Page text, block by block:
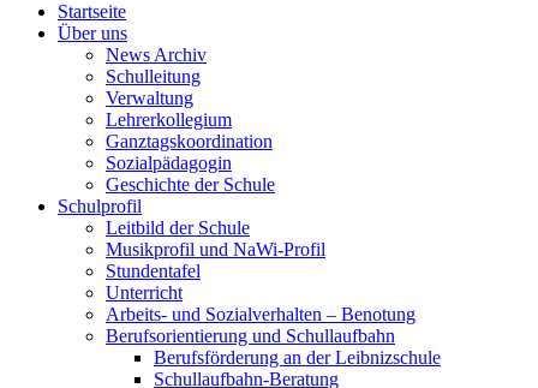
Startseite
Über uns
News Archiv
Schulleitung
Verwaltung
Lehrerkollegium
Ganztagskoordination
Sozialpädagogin
Geschichte der Schule
Schulprofil
Leitbild der Schule
Musikprofil und NaWi-Profil
Stundentafel
Unterricht
Arbeits- und Sozialverhalten – Benotung
Berufsorientierung und Schullaufbahn
Berufsförderung an der Leibnizschule
Schullaufbahn-Beratung